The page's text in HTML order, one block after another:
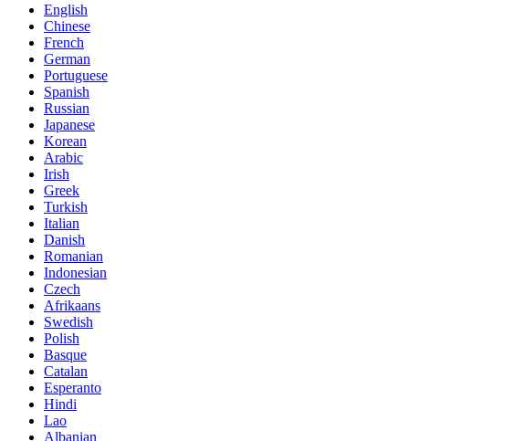
English
Chinese
French
German
Portuguese
Spanish
Russian
Japanese
Korean
Arabic
Irish
Greek
Turkish
Italian
Danish
Romanian
Indonesian
Czech
Afrikaans
Swedish
Polish
Basque
Catalan
Esperanto
Hindi
Lao
Albanian